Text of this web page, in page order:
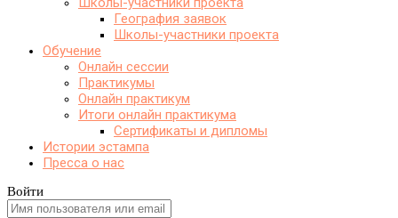
География заявок
Школы-участники проекта
Обучение
Онлайн сессии
Практикумы
Онлайн практикум
Итоги онлайн практикума
Сертификаты и дипломы
Истории эстампа
Пресса о нас
Войти